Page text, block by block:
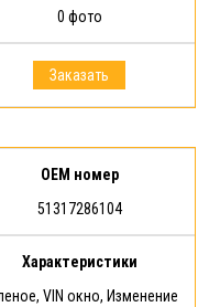
0 фото
Заказать
OEM номер
51317286104
Характеристики
VIN окно, Изменение